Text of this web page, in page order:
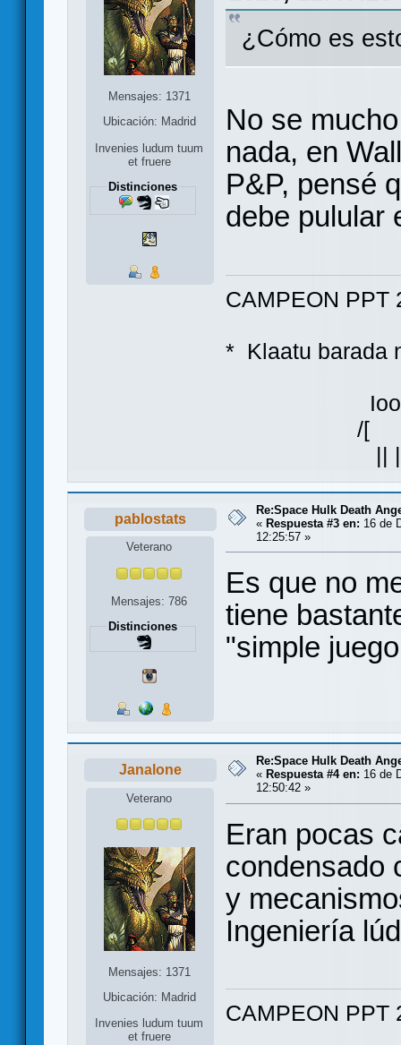
Mensajes: 1371
Ubicación: Madrid
Invenies ludum tuum
et fruere
Distinciones
¿Cómo es
No se
nada, en
P&P, pensé
debe pulular
CAMPEON PPT
* Klaatu
/[ ]\
||
pablostats
Veterano
Mensajes: 786
Distinciones
Re:Space Hulk Death
« Respuesta #3 en: 16 de
12:25:57 »
Es que no
tiene
"simple
Janalone
Veterano
Mensajes: 1371
Ubicación: Madrid
Invenies ludum tuum
et fruere
Re:Space Hulk Death
« Respuesta #4 en: 16 de
12:50:42 »
Eran pocas
condensado
y
Ingeniería
CAMPEON PPT